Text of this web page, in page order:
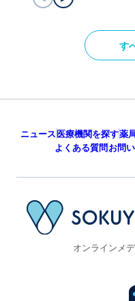
す
ニュース医療機関を探す薬
よくある質問お問
オンラインメ